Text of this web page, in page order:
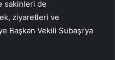
sakinleri de
ziyaretleri ve
Başkan Vekili Subaşı’ya